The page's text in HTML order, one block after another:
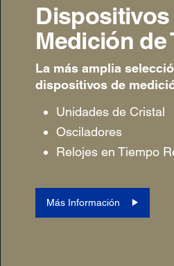
Dispositivos
Medición de
La más amplia
dispositivos de
Unidades de Cristal
Osciladores
Relojes en Tiempo
Más Información